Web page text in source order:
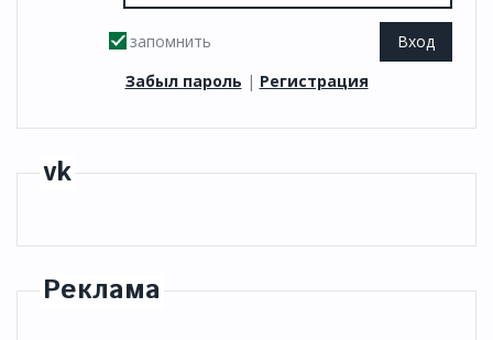
запомнить
Забыл пароль | Регистрация
vk
Реклама